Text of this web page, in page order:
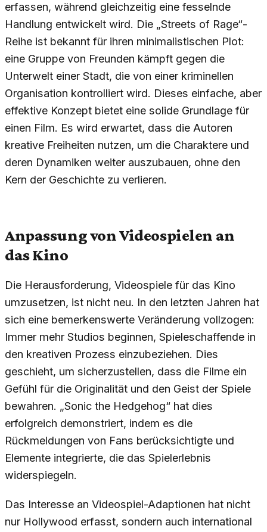
erfassen, während gleichzeitig eine fesselnde
Handlung entwickelt wird. Die „Streets of Rage“-
Reihe ist bekannt für ihren minimalistischen Plot:
eine Gruppe von Freunden kämpft gegen die
Unterwelt einer Stadt, die von einer kriminellen
Organisation kontrolliert wird. Dieses einfache, aber
effektive Konzept bietet eine solide Grundlage für
einen Film. Es wird erwartet, dass die Autoren
kreative Freiheiten nutzen, um die Charaktere und
deren Dynamiken weiter auszubauen, ohne den
Kern der Geschichte zu verlieren.
Anpassung von Videospielen an
das Kino
Die Herausforderung, Videospiele für das Kino
umzusetzen, ist nicht neu. In den letzten Jahren hat
sich eine bemerkenswerte Veränderung vollzogen:
Immer mehr Studios beginnen, Spieleschaffende in
den kreativen Prozess einzubeziehen. Dies
geschieht, um sicherzustellen, dass die Filme ein
Gefühl für die Originalität und den Geist der Spiele
bewahren. „Sonic the Hedgehog“ hat dies
erfolgreich demonstriert, indem es die
Rückmeldungen von Fans berücksichtigte und
Elemente integrierte, die das Spielerlebnis
widerspiegeln.
Das Interesse an Videospiel-Adaptionen hat nicht
nur Hollywood erfasst, sondern auch international